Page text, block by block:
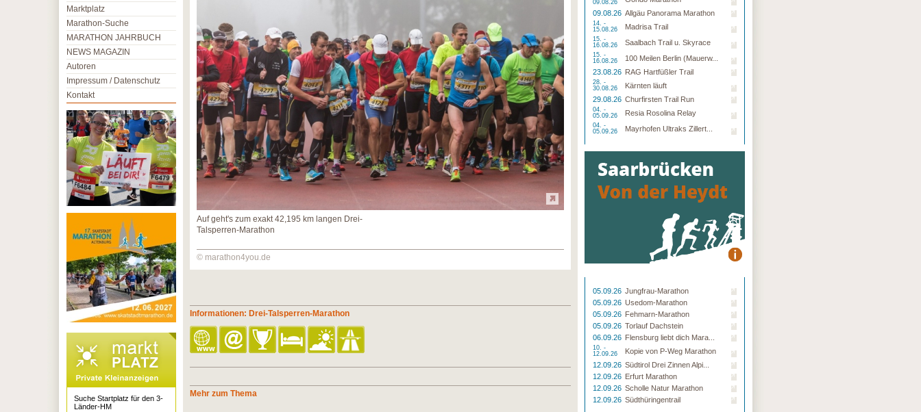
Auf geht's zum exakt 42,195 km langen Drei-
Talsperren-Marathon
© marathon4you.de
Informationen: Drei-Talsperren-Marathon
Mehr zum Thema
09.08.26
09.08.26 Allgäu Panorama Marathon
14. -
15.08.26
Madrisa Trail
15. -
16.08.26
Saalbach Trail u. Skyrace
15. -
16.08.26
100 Meilen Berlin (Mauerw...
23.08.26 RAG Hartfüßler Trail
28. -
30.08.26
Kärnten läuft
29.08.26 Churfirsten Trail Run
04. -
05.09.26
Resia Rosolina Relay
04. -
05.09.26
Mayrhofen Ultraks Zillert...
05.09.26 Jungfrau-Marathon
05.09.26 Usedom-Marathon
05.09.26 Fehmarn-Marathon
05.09.26 Torlauf Dachstein
06.09.26 Flensburg liebt dich Mara...
10. -
12.09.26
Kopie von P-Weg Marathon
12.09.26 Südtirol Drei Zinnen Alpi...
12.09.26 Erfurt Marathon
12.09.26 Scholle Natur Marathon
12.09.26 Südthüringentrail
Marktplatz
Marathon-Suche
MARATHON JAHRBUCH
NEWS MAGAZIN
Autoren
Impressum / Datenschutz
Kontakt
Suche Startplatz für den 3-
Länder-HM